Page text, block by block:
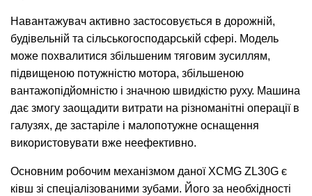
Навантажувач активно застосовується в дорожній,
будівельній та сільськогосподарській сфері. Модель
може похвалитися збільшеним тяговим зусиллям,
підвищеною потужністю мотора, збільшеною
вантажопідйомністю і значною швидкістю руху. Машина
дає змогу заощадити витрати на різноманітні операції в
галузях, де застаріле і малопотужне оснащення
використовувати вже неефективно.
Основним робочим механізмом даної XCMG ZL30G є
ківш зі спеціалізованими зубами. Його за необхідності